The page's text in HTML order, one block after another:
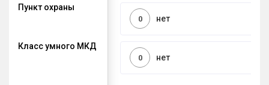
Пункт охраны
нет
0
Класс умного МКД
нет
0